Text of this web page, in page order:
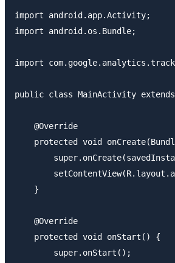
import android.app.Activity;
import android.os.Bundle;
import
public class MainActivity
    @Override
protected void
    }
    @Override
    protected void onStart() {
        super.onStart();